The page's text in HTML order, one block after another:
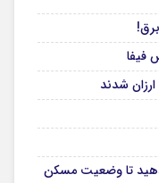
فیفا
بدهید تا وضعیت مسکن